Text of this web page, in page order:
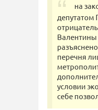
на
перечня
условии
себе